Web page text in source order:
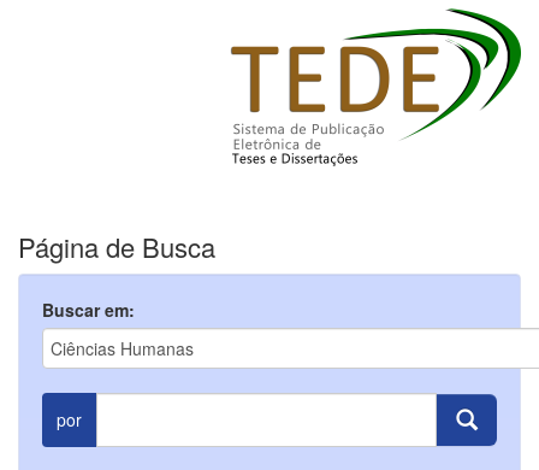
Página de Busca
Buscar em:
por